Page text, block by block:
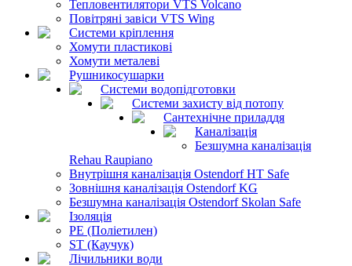
Тепловентилятори VTS Volcano
Повітряні завіси VTS Wing
Системи кріплення
Хомути пластикові
Хомути металеві
Рушникосушарки
Системи водопідготовки
Системи захисту від потопу
Сантехнічне приладдя
Каналізація
Безшумна каналізація
Rehau Raupiano
Внутрішня каналізація Ostendorf HT Safe
Зовнішня каналізація Ostendorf KG
Безшумна каналізація Ostendorf Skolan Safe
Ізоляція
PE (Поліетилен)
ST (Каучук)
Лічильники води